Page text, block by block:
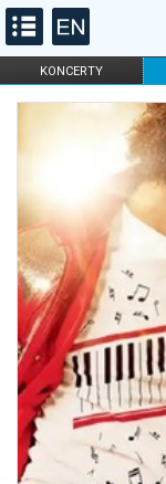
KONCERTY
FILHARMONIA